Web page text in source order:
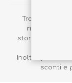
Tramite la
ricevere la
storico dei tuoi
Inoltre potrai
sconti e